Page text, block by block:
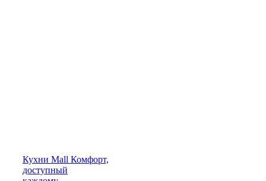
Кухни Mall Комфорт,
доступный